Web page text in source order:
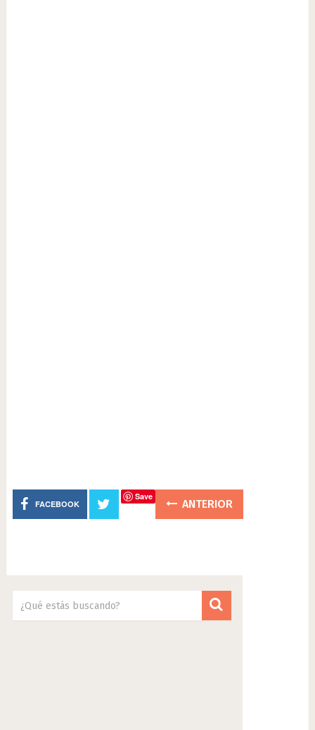
FACEBOOK
Save
ANTERIOR